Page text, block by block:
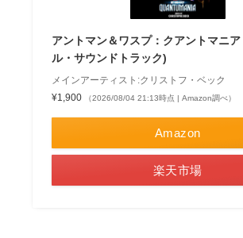
アントマン＆ワスプ：クアントマニ
ル・サウンドトラック)
メインアーティスト:クリストフ・ベック
¥1,900
（2026/08/04 21:13時点 | Amazon調べ）
Amazon
楽天市場